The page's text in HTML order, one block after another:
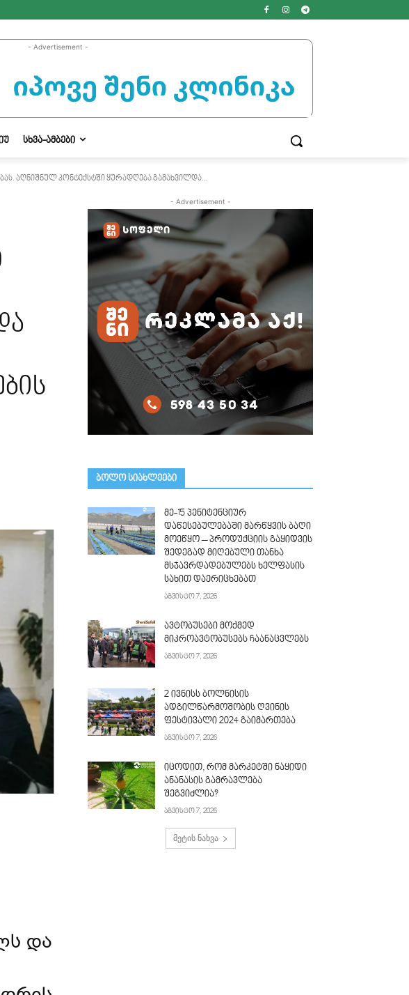
- Advertisement -
ᲡᲮᲕᲐ-ᲐᲛᲑᲔᲑᲘ
აღნიშნულ კონტექსტში ყურადღება გამახვილდა...
და
- Advertisement -
ᲑᲝᲚᲝ ᲡᲘᲐᲮᲚᲔᲔᲑᲘ
მე-15 პენიტენციურ
დაწესებულებაში მარწყვის ბაღი
მოეწყო – პროდუქციის გაყიდვის
შედეგად მიღებული თანხა
მსჯავრდადებულებს ხელფასის
სახით დაერიცხებათ
აგვისტო 7, 2026
ავტობუსები მოქმედ
მიკროავტობუსებს ჩაანაცვლებს
აგვისტო 7, 2026
2 ივნისს ბოლნისის
ადგილწარმოშობის ღვინის
ფესტივალი 2024 გაიმართება
აგვისტო 7, 2026
იცოდით, რომ მარკეტში ნაყიდი
ანანასის გამრავლება
შეგვიძლია?
აგვისტო 7, 2026
მეტის ნახვა